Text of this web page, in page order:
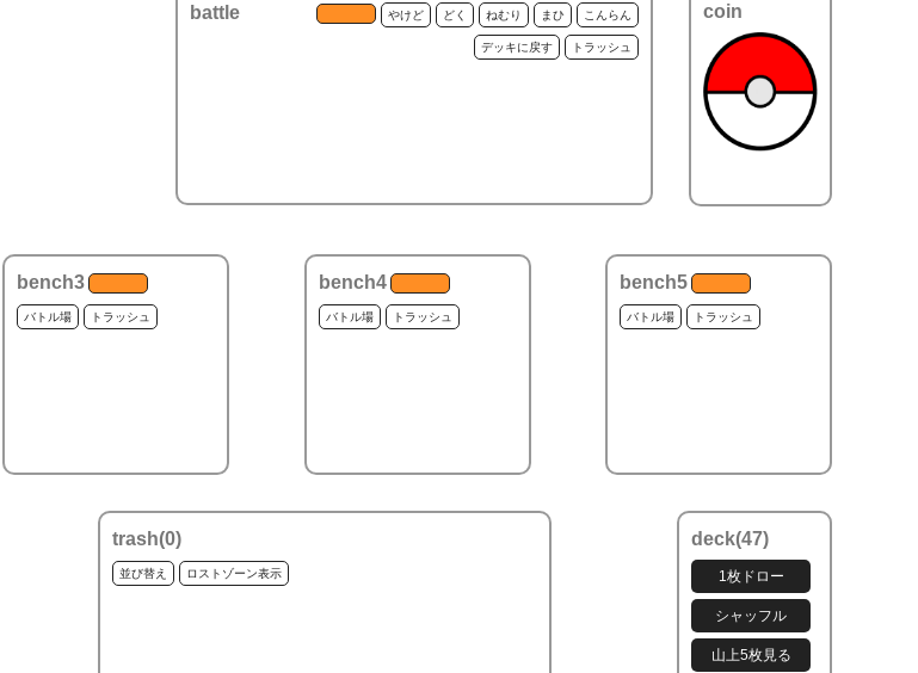
battle やけど どく ねむり まひ こんらん
デッキに戻す トラッシュ
coin
bench3
バトル場 トラッシュ
bench4
バトル場 トラッシュ
bench5
バトル場 トラッシュ
trash(0)
並び替え ロストゾーン表示
deck(47)